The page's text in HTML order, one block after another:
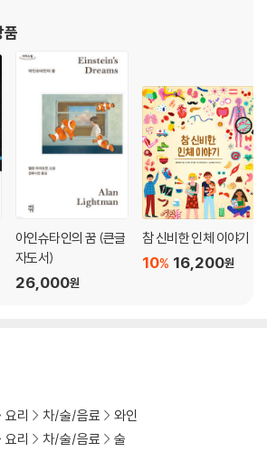
드
노라 존스
Frank Sinatra (1957): 프랭크 시나트라
Christmas (1960): 엘라 피츠제럴드
Album (1966): 딘 마틴
사이먼 래틀과 베를린 필하모닉 오케스트라
(2016): 루이 암스트롱과 친구들
(2018): 존 레전드
윈튼 마살리스
만들기
만들기 : 재료와 도구
시럽 레시피
품
아인슈타인의 꿈 (큰글
자도서)
26,000원
참 신비한 인체 이야기
16,200원
10%
요리 차/술/음료
와인
요리 차/술/음료
술